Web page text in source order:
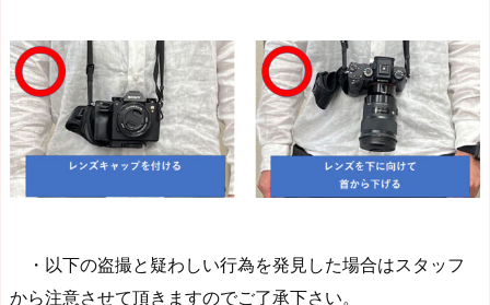
・以下の盗撮と疑わしい行為を発見した場合はスタッフ
から注意させて頂きますのでご了承下さい。